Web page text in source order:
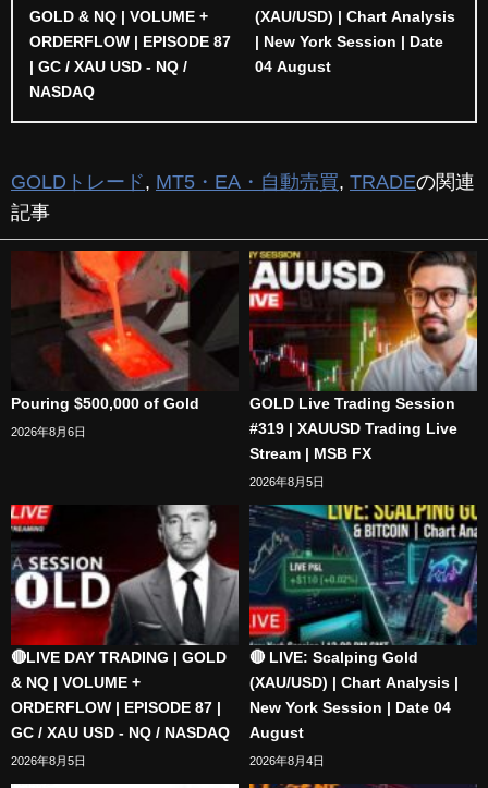
GOLD & NQ | VOLUME +
ORDERFLOW | EPISODE 87
| GC / XAU USD - NQ /
NASDAQ
(XAU/USD) | Chart Analysis
| New York Session | Date
04 August
GOLDトレード, MT5・EA・自動売買, TRADEの関連
記事
Pouring $500,000 of Gold
2026年8月6日
GOLD Live Trading Session
#319 | XAUUSD Trading Live
Stream | MSB FX
2026年8月5日
🔴LIVE DAY TRADING | GOLD
& NQ | VOLUME +
ORDERFLOW | EPISODE 87 |
GC / XAU USD - NQ / NASDAQ
2026年8月5日
🔴 LIVE: Scalping Gold
(XAU/USD) | Chart Analysis |
New York Session | Date 04
August
2026年8月4日